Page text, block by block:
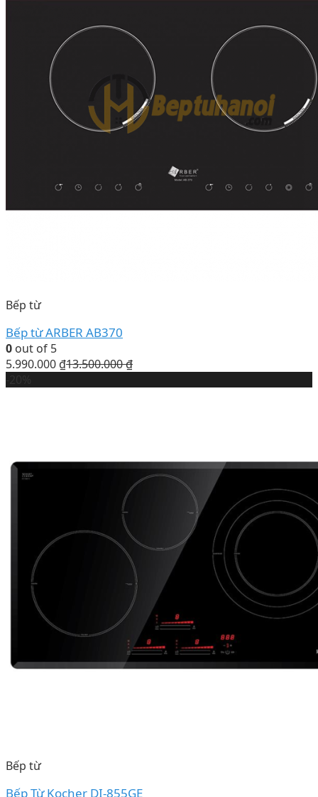
Bếp từ
Bếp từ ARBER AB370
0 out of 5
5.990.000 ₫13.500.000₫
Bếp từ
Bếp Từ Kocher DI-855GE